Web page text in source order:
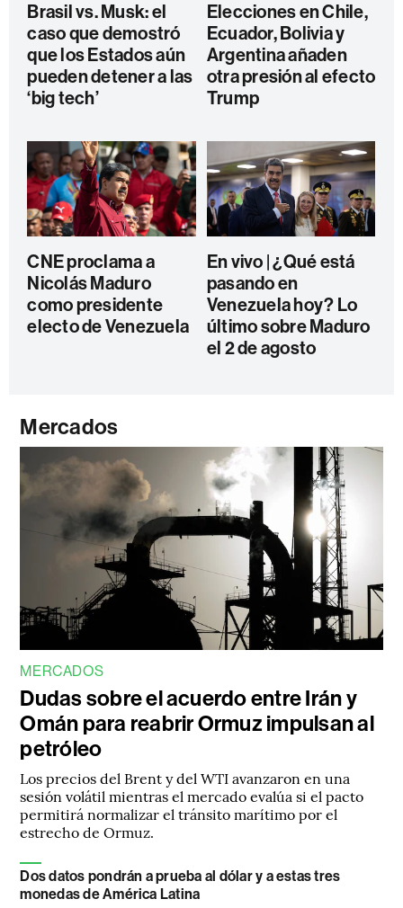
Brasil vs. Musk: el
caso que demostró
que los Estados aún
pueden detener a las
‘big tech’
Elecciones en Chile,
Ecuador, Bolivia y
Argentina añaden
otra presión al efecto
Trump
CNE proclama a
Nicolás Maduro
como presidente
electo de Venezuela
En vivo | ¿Qué está
pasando en
Venezuela hoy? Lo
último sobre Maduro
el 2 de agosto
Mercados
MERCADOS
Dudas sobre el acuerdo entre Irán y
Omán para reabrir Ormuz impulsan al
petróleo
Los precios del Brent y del WTI avanzaron en una
sesión volátil mientras el mercado evalúa si el pacto
permitirá normalizar el tránsito marítimo por el
estrecho de Ormuz.
Dos datos pondrán a prueba al dólar y a estas tres
monedas de América Latina